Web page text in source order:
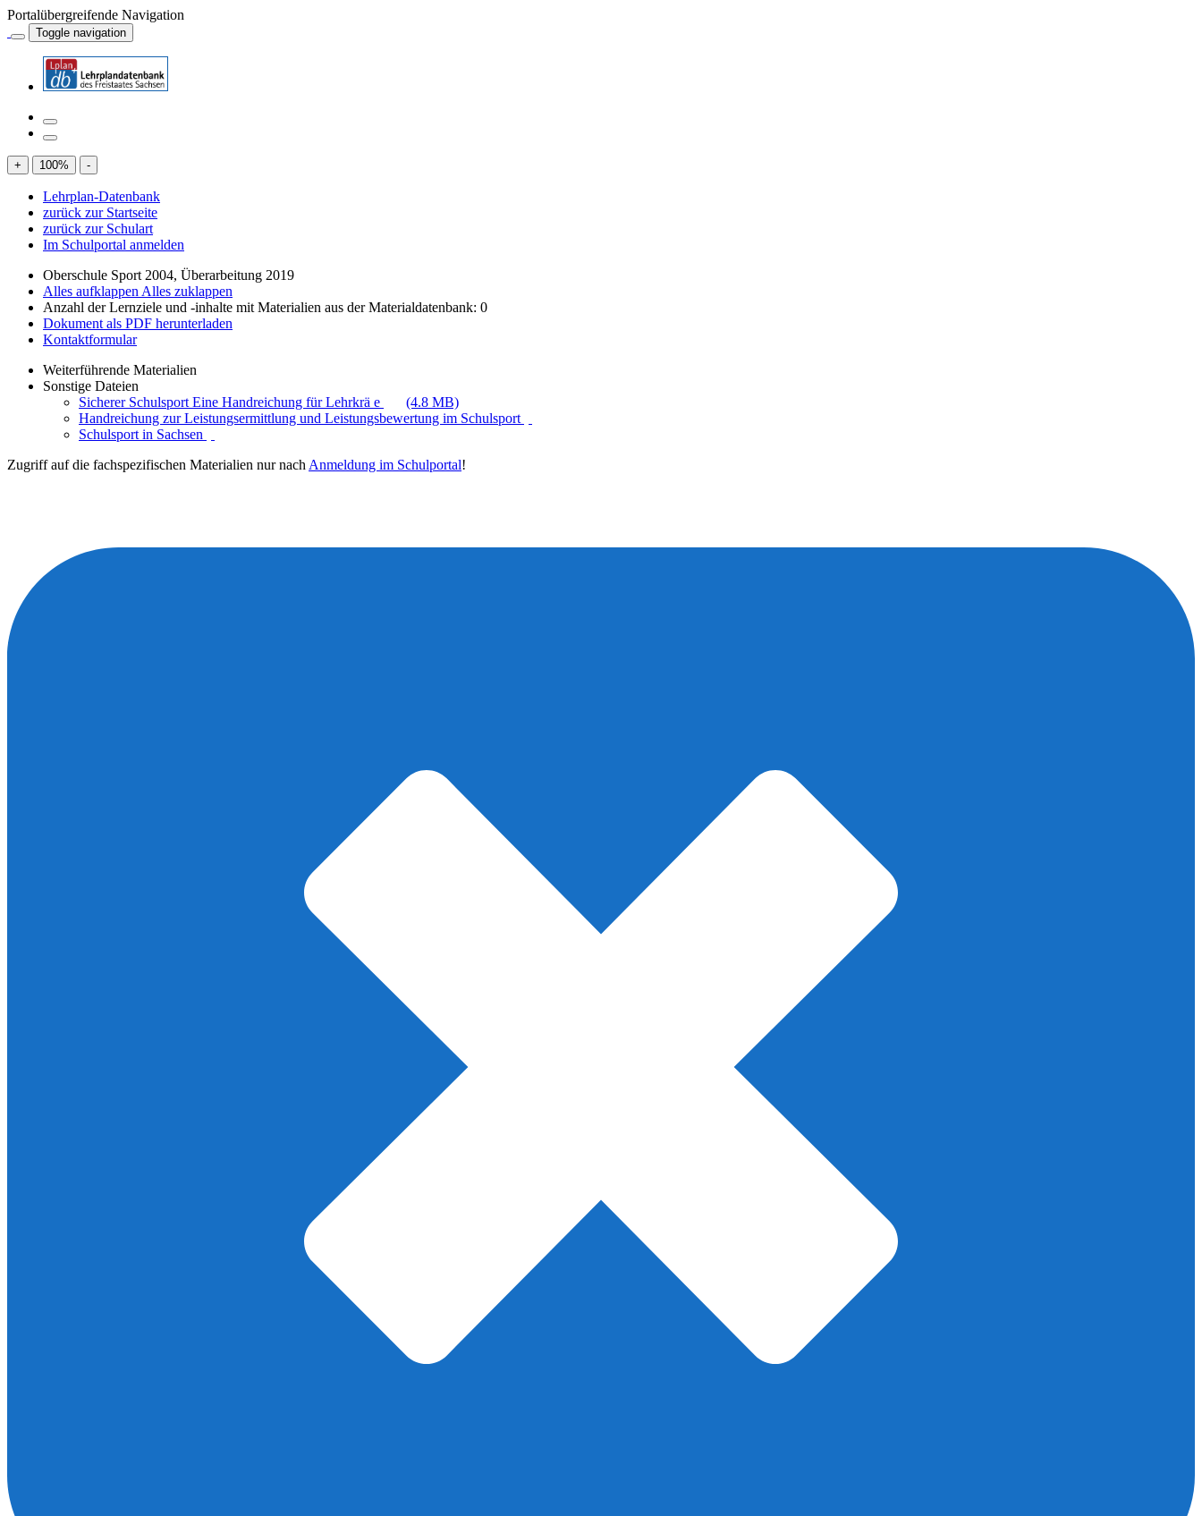
Portalübergreifende Navigation
Toggle navigation
+ 100% -
Lehrplan-Datenbank
zurück zur Startseite
zurück zur Schulart
Im Schulportal anmelden
Oberschule Sport 2004, Überarbeitung 2019
Alles aufklappen Alles zuklappen
Anzahl der Lernziele und -inhalte mit Materialien aus der Materialdatenbank: 0
Dokument als PDF herunterladen
Kontaktformular
Weiterführende Materialien
Sonstige Dateien
Sicherer Schulsport Eine Handreichung für Lehrkrä e
(4.8 MB)
Handreichung zur Leistungsermittlung und Leistungsbewertung im Schulsport
Schulsport in Sachsen
Zugriff auf die fachspezifischen Materialien nur nach Anmeldung im Schulportal!